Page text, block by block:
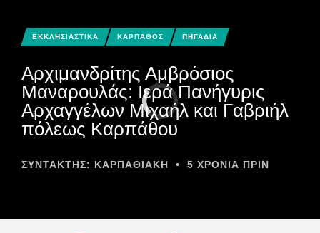
ΕΚΚΛΗΣΙΑΣΤΙΚΑ ΚΑΡΠΑΘΟΣ ΠΗΓΑΔΙΑ
Aρχιμανδρίτης Αμβρόσιος
Μαναρουλάς: Ιερά Πανήγυρις
Αρχαγγέλων Μιχαήλ και Γαβριήλ
πόλεως Καρπάθου
ΣΥΝΤΆΚΤΗΣ: ΚΑΡΠΑΘΙΑΚΗ • 5 ΧΡΌΝΙΑ ΠΡΙΝ